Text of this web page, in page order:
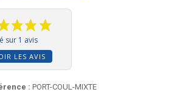
sur 1 avis
LES AVIS
: PORT-COUL-MIXTE